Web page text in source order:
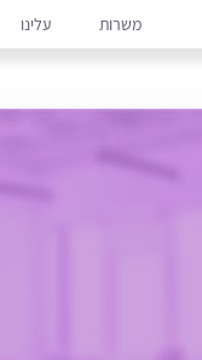
משרות עלינו